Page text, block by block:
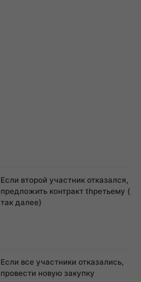
Если второй участник отказался,
предложить контракт thретьему (и
так далее)
Если все участники отказались,
провести новую закупку